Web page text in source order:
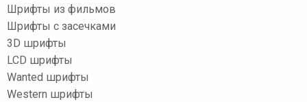
Шрифты из фильмов
Шрифты с засечками
3D шрифты
LCD шрифты
Wanted шрифты
Western шрифты